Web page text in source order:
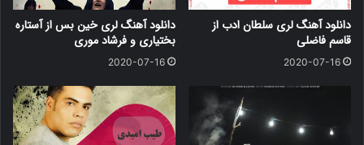
دانلود آهنگ لری سلطان ادب از
قاسم فاضلی
2020-07-16
دانلود آهنگ لری خین بس از آستاره
بختیاری و فرشاد موری
2020-07-16